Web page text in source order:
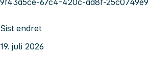
Sist endret
19. juli 2026